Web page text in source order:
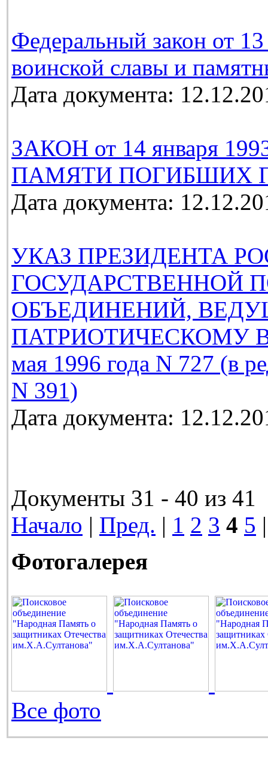
Федеральный закон от
воинской славы и
Дата документа:
ЗАКОН от 14 января
ПАМЯТИ ПОГИБШИХ
Дата документа:
УКАЗ ПРЕЗИДЕНТА
ГОСУДАРСТВЕННОЙ
ОБЪЕДИНЕНИЙ,
ПАТРИОТИЧЕСКОМУ
мая 1996 года N 727 (в
N 391)
Дата документа:
Документы 31 - 40 из 41
Начало | Пред. | 1 2 3 4 5
Фотогалерея
Все фото